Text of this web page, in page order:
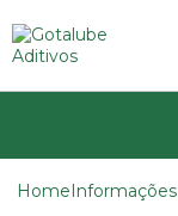
HomeInformações